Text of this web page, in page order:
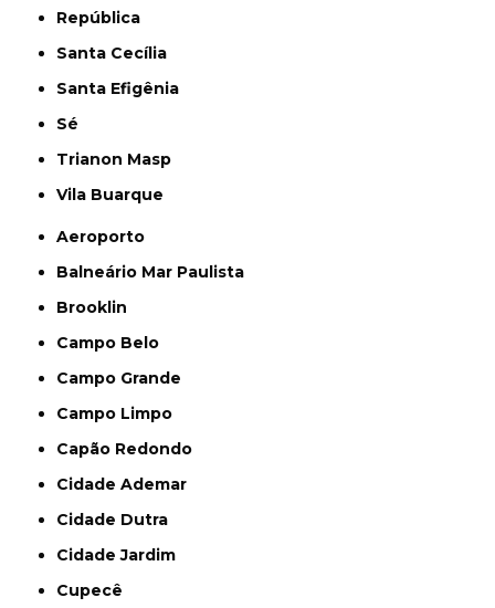
República
Santa Cecília
Santa Efigênia
Sé
Trianon Masp
Vila Buarque
Aeroporto
Balneário Mar Paulista
Brooklin
Campo Belo
Campo Grande
Campo Limpo
Capão Redondo
Cidade Ademar
Cidade Dutra
Cidade Jardim
Cupecê